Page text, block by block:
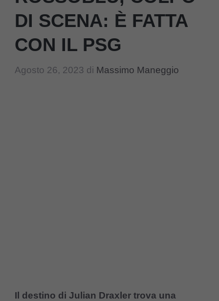
DI SCENA: È FATTA
CON IL PSG
Agosto 26, 2023 di Massimo Maneggio
Il destino di Julian Draxler trova una